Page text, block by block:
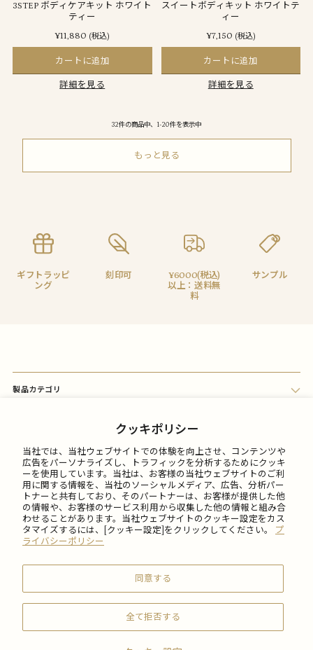
クッキポリシー
当社では、当社ウェブサイトでの体験を向上させ、コンテンツや
広告をパーソナライズし、トラフィックを分析するためにクッキ
ーを使用しています。当社は、お客様の当社ウェブサイトのご利
用に関する情報を、当社のソーシャルメディア、広告、分析パー
トナーと共有しており、そのパートナーは、お客様が提供した他
の情報や、お客様のサービス利用から収集した他の情報と組み合
わせることがあります。当社ウェブサイトのクッキー設定をカス
タマイズするには、[クッキー設定]をクリックしてください。 プ
ライバシーポリシー
同意する
全て拒否する
3STEP ボディケアキット ホワイト
ティー
¥11,880 (税込)
カートに追加
詳細を見る
スイートボディキット ホワイトテ
ィー
¥7,150 (税込)
カートに追加
詳細を見る
32件の商品中、1-20件を表示中
もっと見る
ギフトラッピ
ング
刻印可
¥6000(税込)
以上：送料無
料
サンプル
製品カテゴリ
FAQ
ご利用について
会社情報